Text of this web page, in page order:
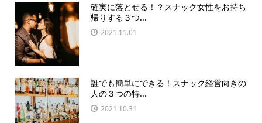
確実に落とせる！？スナック女性をお持ち
帰りする３つ...
2021.11.01
誰でも簡単にできる！スナック経営向きの
人の３つの特...
2021.10.31